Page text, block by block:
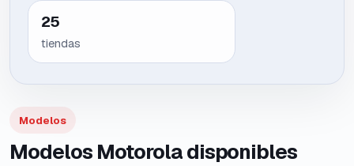
25
tiendas
Modelos
Modelos Motorola disponibles